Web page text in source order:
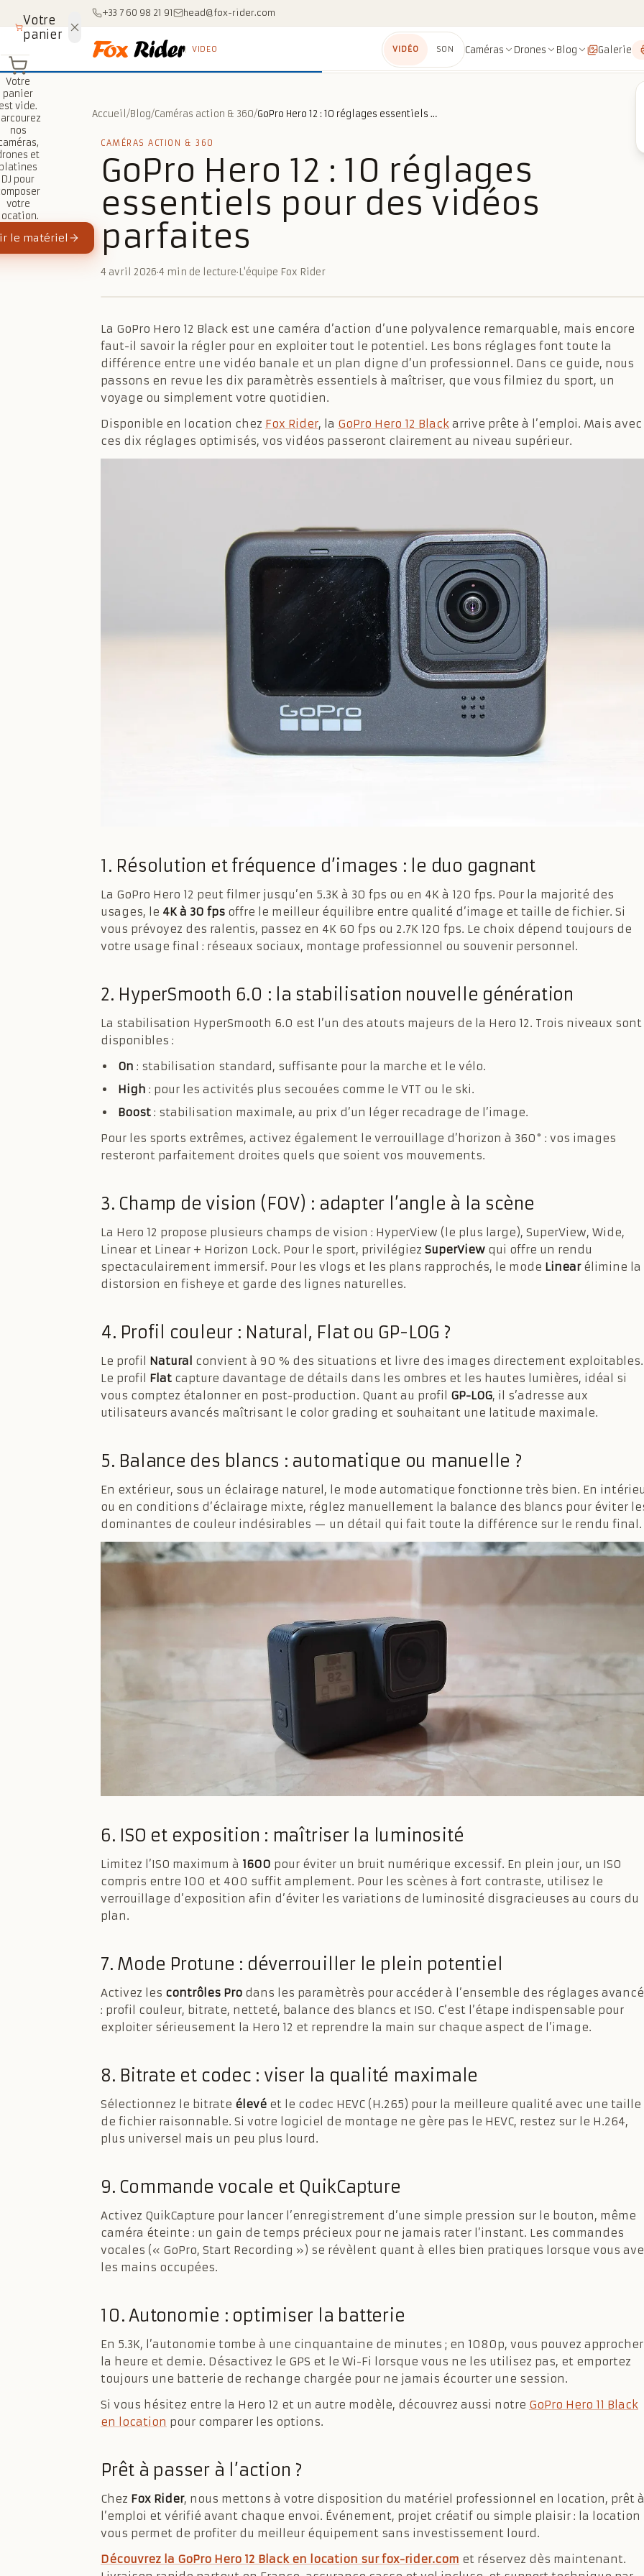
Aller au contenu +33 7 60 98 21 91 head@fox-rider.com
VIDEO VIDÉO SON Caméras Drones Blog Galerie
Accueil /Blog/Caméras action & 360/ GoPro Hero 12 : 10 réglages essentiels pour des vidéos parfaites
CAMÉRAS ACTION & 360
GoPro Hero 12 : 10 réglages
essentiels pour des vidéos
parfaites
4 avril 2026·4 min de lecture·L'équipe Fox Rider
La GoPro Hero 12 Black est une caméra d’action d’une polyvalence remarquable, mais encore
faut-il savoir la régler pour en exploiter tout le potentiel. Les bons réglages font toute la
différence entre une vidéo banale et un plan digne d’un professionnel. Dans ce guide, nous
passons en revue les dix paramètrès essentiels à maîtriser, que vous filmiez du sport, un
voyage ou simplement votre quotidien.
Disponible en location chez Fox Rider, la GoPro Hero 12 Black arrive prête à l’emploi. Mais avec
ces dix réglages optimisés, vos vidéos passeront clairement au niveau supérieur.
1. Résolution et fréquence d’images : le duo gagnant
La GoPro Hero 12 peut filmer jusqu’en 5.3K à 30 fps ou en 4K à 120 fps. Pour la majorité des
usages, le 4K à 30 fps offre le meilleur équilibre entre qualité d’image et taille de fichier. Si
vous prévoyez des ralentis, passez en 4K 60 fps ou 2.7K 120 fps. Le choix dépend toujours de
votre usage final : réseaux sociaux, montage professionnel ou souvenir personnel.
2. HyperSmooth 6.0 : la stabilisation nouvelle génération
La stabilisation HyperSmooth 6.0 est l’un des atouts majeurs de la Hero 12. Trois niveaux sont
disponibles :
On : stabilisation standard, suffisante pour la marche et le vélo.
High : pour les activités plus secouées comme le VTT ou le ski.
Boost : stabilisation maximale, au prix d’un léger recadrage de l’image.
Pour les sports extrêmes, activez également le verrouillage d’horizon à 360° : vos images
resteront parfaitement droites quels que soient vos mouvements.
3. Champ de vision (FOV) : adapter l’angle à la scène
La Hero 12 propose plusieurs champs de vision : HyperView (le plus large), SuperView, Wide,
Linear et Linear + Horizon Lock. Pour le sport, privilégiez SuperView qui offre un rendu
spectaculairement immersif. Pour les vlogs et les plans rapprochés, le mode Linearélimine la
distorsion en fisheye et garde des lignes naturelles.
4. Profil couleur : Natural, Flat ou GP-LOG ?
Le profil Natural convient à 90 % des situations et livre des images directement exploitables.
Le profil Flat capture davantage de détails dans les ombres et les hautes lumières, idéal si
vous comptez étalonner en post-production. Quant au profil GP-LOG, il s’adresse aux
utilisateurs avancés maîtrisant le color grading et souhaitant une latitude maximale.
5. Balance des blancs : automatique ou manuelle ?
En extérieur, sous un éclairage naturel, le mode automatique fonctionne très bien. En
ou en conditions d’éclairage mixte, réglez manuellement la balance des blancs pour éviter
dominantes de couleur indésirables — un détail qui fait toute la différence sur le rendu final.
6. ISO et exposition : maîtriser la luminosité
Limitez l’ISO maximum à 1600 pour éviter un bruit numérique excessif. En plein jour, un ISO
compris entre 100 et 400 suffit amplement. Pour les scènes à fort contraste, utilisez le
verrouillage d’exposition afin d’éviter les variations de luminosité disgracieuses au cours du
plan.
7. Mode Protune : déverrouiller le plein potentiel
Activez les contrôles Pro dans les paramètrès pour accéder à l’ensemble des réglages
: profil couleur, bitrate, netteté, balance des blancs et ISO. C’est l’étape indispensable pour
exploiter sérieusement la Hero 12 et reprendre la main sur chaque aspect de l’image.
8. Bitrate et codec : viser la qualité maximale
Sélectionnez le bitrate élevé et le codec HEVC (H.265) pour la meilleure qualité avec une taille
de fichier raisonnable. Si votre logiciel de montage ne gère pas le HEVC, restez sur le H.264,
plus universel mais un peu plus lourd.
9. Commande vocale et QuikCapture
Activez QuikCapture pour lancer l’enregistrement d’une simple pression sur le bouton, même
caméra éteinte : un gain de temps précieux pour ne jamais rater l’instant. Les commandes
vocales (« GoPro, Start Recording ») se révèlent quant à elles bien pratiques lorsque vous
les mains occupées.
10. Autonomie : optimiser la batterie
En 5.3K, l’autonomie tombe à une cinquantaine de minutes ; en 1080p, vous pouvez approcher
la heure et demie. Désactivez le GPS et le Wi-Fi lorsque vous ne les utilisez pas, et emportez
toujours une batterie de rechange chargée pour ne jamais écourter une session.
Si vous hésitez entre la Hero 12 et un autre modèle, découvrez aussi notre GoPro Hero 11 Black
en location pour comparer les options.
Prêt à passer à l’action ?
Chez Fox Rider, nous mettons à votre disposition du matériel professionnel en location, prêt à
l’emploi et vérifié avant chaque envoi. Événement, projet créatif ou simple plaisir : la location
vous permet de profiter du meilleur équipement sans investissement lourd.
Découvrez la GoPro Hero 12 Black en location sur fox-rider.com et réservez dès maintenant.
Votre
panier
Votre
panier
vide.
nos
et
DJ pour
votre
le matériel